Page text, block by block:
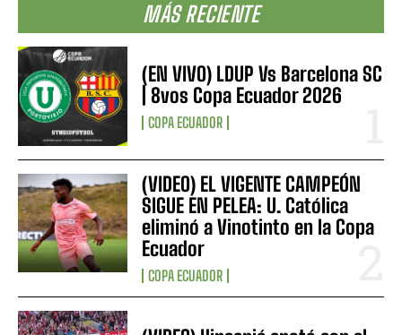
MÁS RECIENTE
(EN VIVO) LDUP Vs Barcelona SC
| 8vos Copa Ecuador 2026
COPA ECUADOR
(VIDEO) EL VIGENTE CAMPEÓN
SIGUE EN PELEA: U. Católica
eliminó a Vinotinto en la Copa
Ecuador
COPA ECUADOR